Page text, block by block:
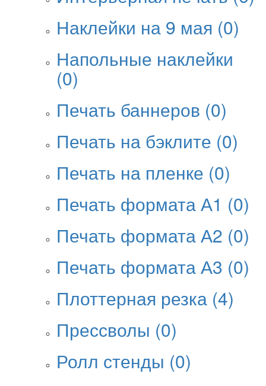
Наклейки на 9 мая (0)
Напольные наклейки
(0)
Печать баннеров (0)
Печать на бэклите (0)
Печать на пленке (0)
Печать формата А1 (0)
Печать формата А2 (0)
Печать формата А3 (0)
Плоттерная резка (4)
Прессволы (0)
Ролл стенды (0)